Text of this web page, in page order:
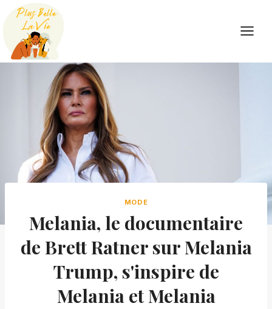
Skip
content
MODE
Melania, le documentaire
de Brett Ratner sur Melania
Trump, s'inspire de
Melania et Melania